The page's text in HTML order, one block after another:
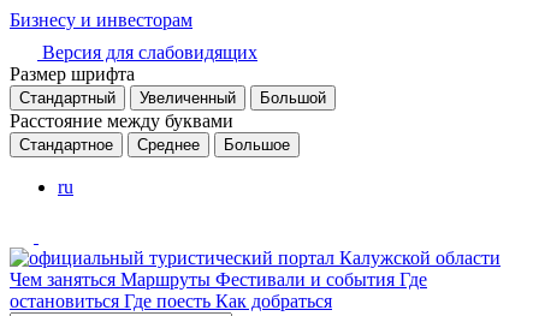
Бизнесу и инвесторам
Версия для слабовидящих
Размер шрифта
Стандартный Увеличенный Большой
Расстояние между буквами
Стандартное Среднее Большое
ru
Чем заняться Маршруты Фестивали и события Где
остановиться Где поесть Как добраться